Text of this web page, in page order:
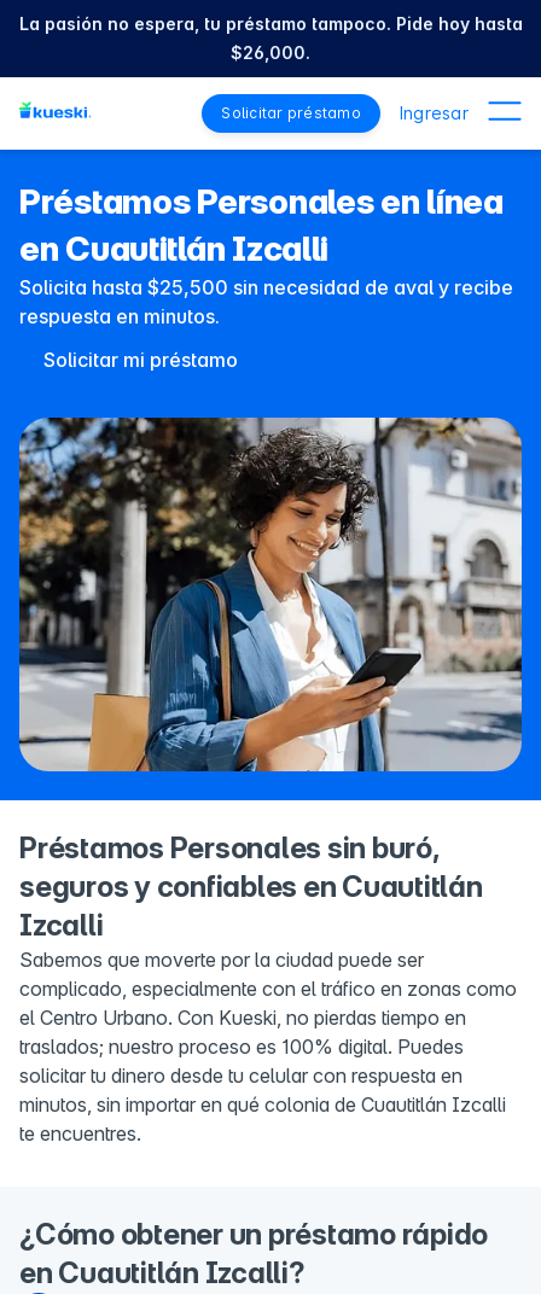
La pasión no espera, tu préstamo tampoco. Pide hoy hasta
$26,000.
Solicitar préstamo Ingresar
Préstamos Personales en línea
en Cuautitlán Izcalli
Solicita hasta $25,500 sin necesidad de aval y recibe
respuesta en minutos.
Solicitar mi préstamo
Préstamos Personales sin buró,
seguros y confiables en Cuautitlán
Izcalli
Sabemos que moverte por la ciudad puede ser
complicado, especialmente con el tráfico en zonas como
el Centro Urbano. Con Kueski, no pierdas tiempo en
traslados; nuestro proceso es 100% digital. Puedes
solicitar tu dinero desde tu celular con respuesta en
minutos, sin importar en qué colonia de Cuautitlán Izcalli
te encuentres.
¿Cómo obtener un préstamo rápido
en Cuautitlán Izcalli?